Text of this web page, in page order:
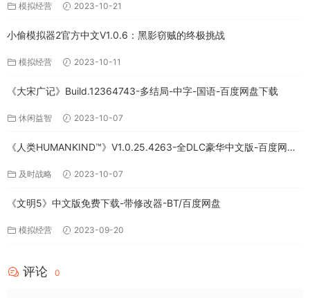
模拟经营 2023-10-21
小偷模拟器2官方中文V1.0.6：黑影窃贼的终极挑战
模拟经营 2023-10-11
《大宋广记》Build.12364743-多结局-中字-国语-百度网盘下载
休闲益智 2023-10-07
《人类HUMANKIND™》V1.0.25.4263-全DLC豪华中文版-百度网盘
及时战略 2023-10-07
《文明5》中文版免费下载-带修改器-BT/百度网盘
模拟经营 2023-09-20
评论 0